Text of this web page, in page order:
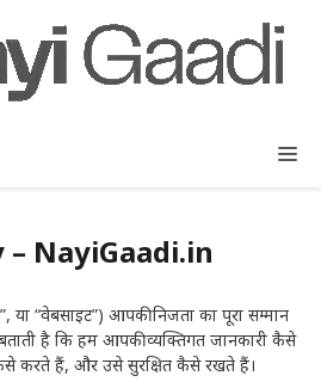
NayiGaadi.in
या “वेबसाइट”) आपकी निजता का पूरा सम्मान
बताती है कि हम आपकी व्यक्तिगत जानकारी कैसे
करते हैं, और उसे सुरक्षित कैसे रखते हैं।